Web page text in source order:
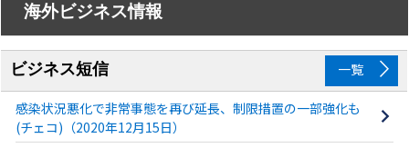
海外ビジネス情報
ビジネス短信 一覧
感染状況悪化で非常事態を再び延長、制限措置の一部強化も
(チェコ)（2020年12月15日）